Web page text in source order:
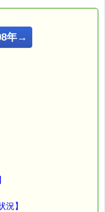
年→
】